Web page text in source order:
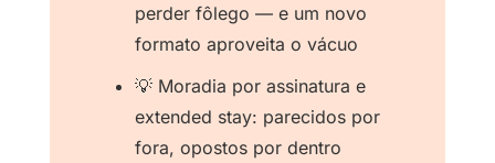
perder fôlego — e um novo
formato aproveita o vácuo
💡 Moradia por assinatura e
extended stay: parecidos por
fora, opostos por dentro